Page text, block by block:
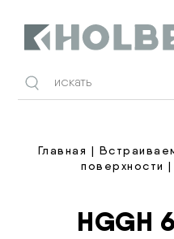
Главная |
поверхности |
HGGH